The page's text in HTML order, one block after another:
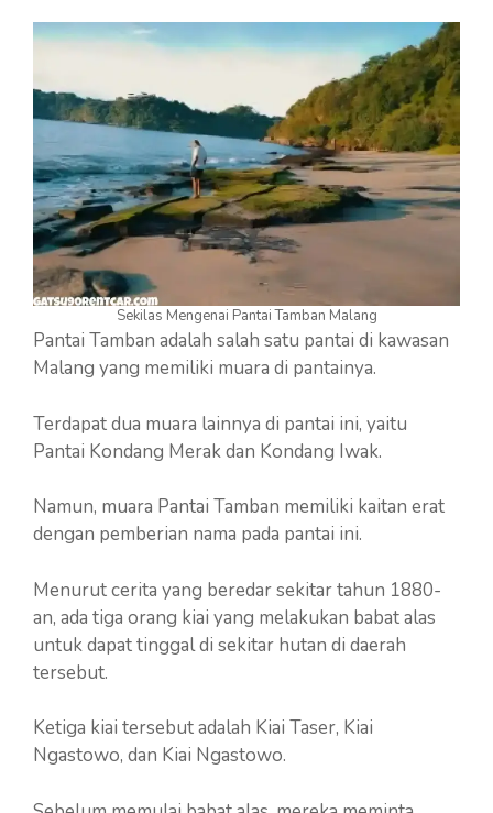
Sekilas Mengenai Pantai Tamban Malang
Pantai Tamban adalah salah satu pantai di kawasan
Malang yang memiliki muara di pantainya.
Terdapat dua muara lainnya di pantai ini, yaitu
Pantai Kondang Merak dan Kondang Iwak.
Namun, muara Pantai Tamban memiliki kaitan erat
dengan pemberian nama pada pantai ini.
Menurut cerita yang beredar sekitar tahun 1880-
an, ada tiga orang kiai yang melakukan babat alas
untuk dapat tinggal di sekitar hutan di daerah
tersebut.
Ketiga kiai tersebut adalah Kiai Taser, Kiai
Ngastowo, dan Kiai Ngastowo.